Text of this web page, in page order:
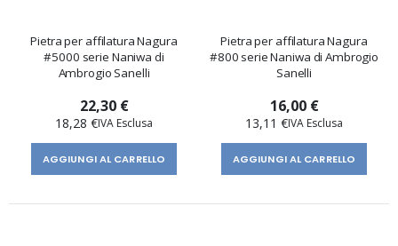
Pietra per affilatura Nagura
#5000 serie Naniwa di
Ambrogio Sanelli
22,30 €
18,28 €
AGGIUNGI AL CARRELLO
Pietra per affilatura Nagura
#800 serie Naniwa di Ambrogio
Sanelli
16,00 €
13,11 €
AGGIUNGI AL CARRELLO